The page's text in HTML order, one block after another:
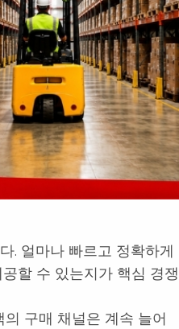
. 얼마나 빠르고 정확하게
할 수 있는지가 핵심 경쟁
구매 채널은 계속 늘어